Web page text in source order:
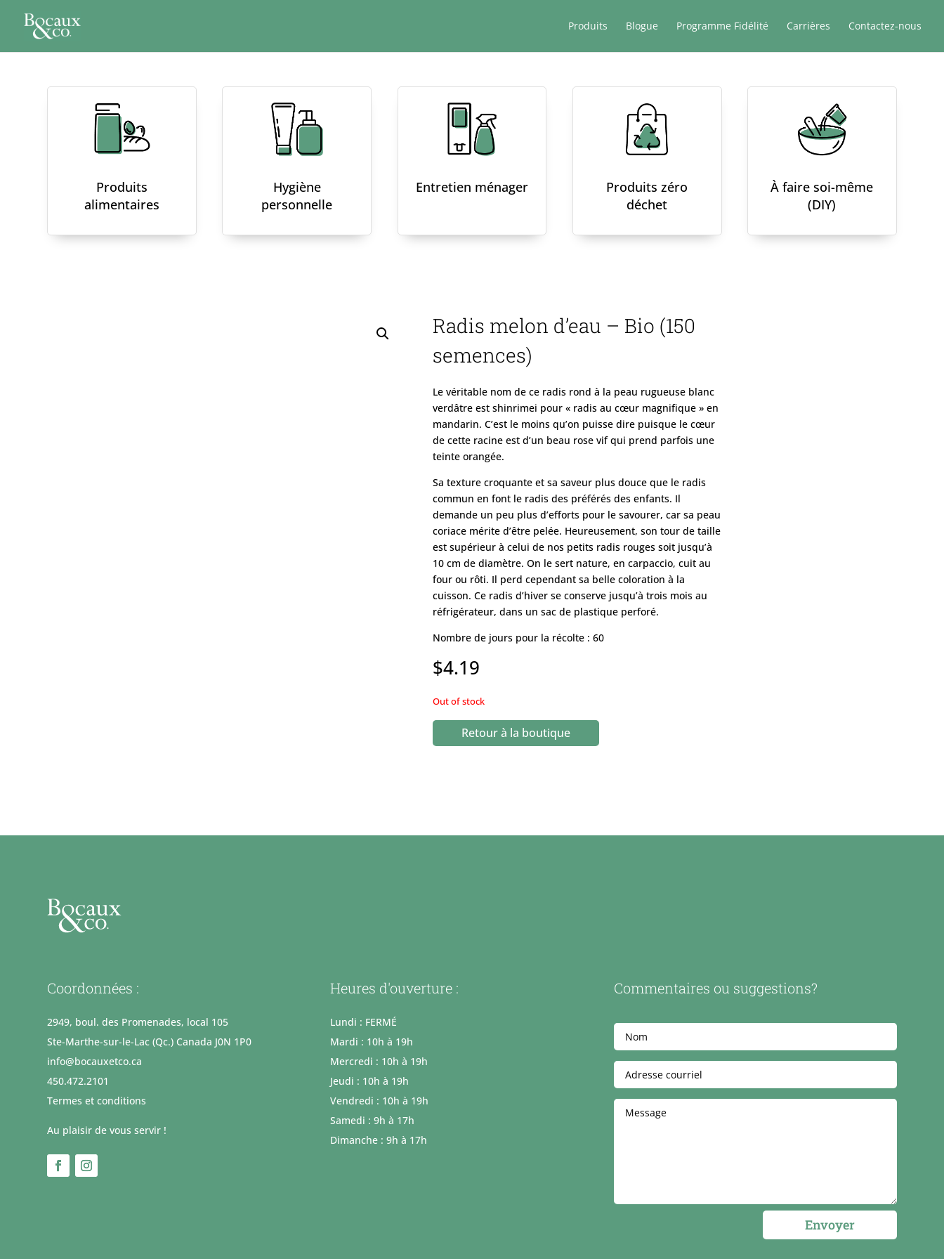
Produits Blogue Programme Fidélité Carrières Contactez-nous
Produits
alimentaires
Hygiène
personnelle
Entretien ménager
Produits zéro
déchet
À faire soi-même
(DIY)
Radis melon d’eau – Bio (150
semences)
Le véritable nom de ce radis rond à la peau rugueuse blanc
verdâtre est shinrimei pour « radis au cœur magnifique » en
mandarin. C’est le moins qu’on puisse dire puisque le cœur
de cette racine est d’un beau rose vif qui prend parfois une
teinte orangée.
Sa texture croquante et sa saveur plus douce que le radis
commun en font le radis des préférés des enfants. Il
demande un peu plus d’efforts pour le savourer, car sa peau
coriace mérite d’être pelée. Heureusement, son tour de taille
est supérieur à celui de nos petits radis rouges soit jusqu’à
10 cm de diamètre. On le sert nature, en carpaccio, cuit au
four ou rôti. Il perd cependant sa belle coloration à la
cuisson. Ce radis d’hiver se conserve jusqu’à trois mois au
réfrigérateur, dans un sac de plastique perforé.
Nombre de jours pour la récolte : 60
$4.19
Out of stock
Retour à la boutique
Coordonnées :
2949, boul. des Promenades, local 105
Ste-Marthe-sur-le-Lac (Qc.) Canada J0N 1P0
info@bocauxetco.ca
450.472.2101
Termes et conditions
Au plaisir de vous servir !
Heures d'ouverture :
Lundi : FERMÉ
Mardi : 10h à 19h
Mercredi : 10h à 19h
Jeudi : 10h à 19h
Vendredi : 10h à 19h
Samedi : 9h à 17h
Dimanche : 9h à 17h
Commentaires ou suggestions?
Envoyer